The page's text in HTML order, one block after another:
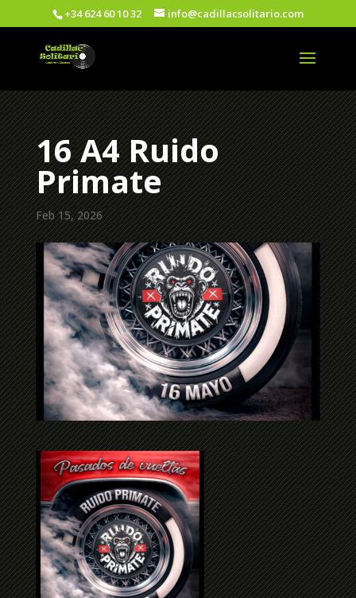
+34 624 60 10 32 info@cadillacsolitario.com
16 A4 Ruido
Primate
Feb 15, 2026